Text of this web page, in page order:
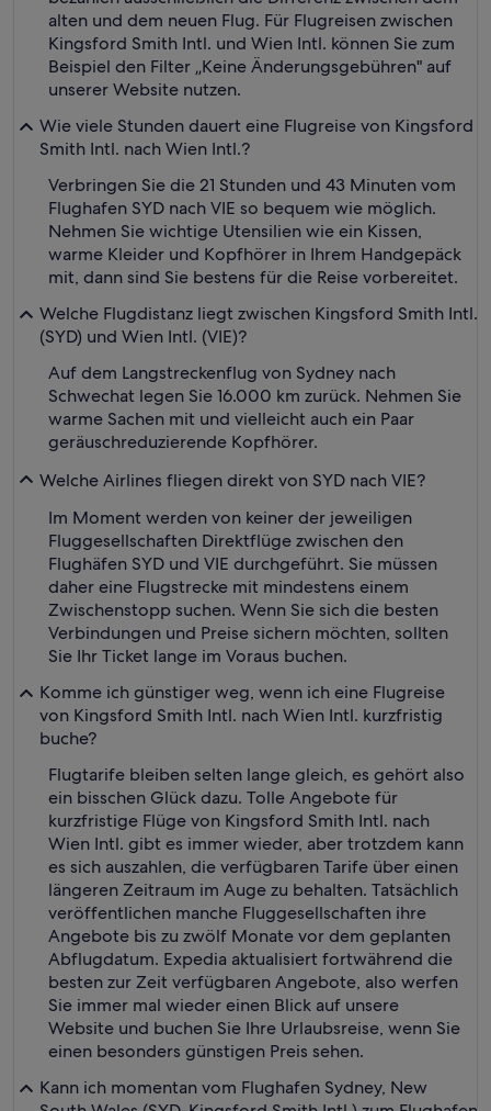
alten und dem neuen Flug. Für Flugreisen zwischen
Kingsford Smith Intl. und Wien Intl. können Sie zum
Beispiel den Filter „Keine Änderungsgebühren" auf
unserer Website nutzen.
Wie viele Stunden dauert eine Flugreise von Kingsford
Smith Intl. nach Wien Intl.?
Verbringen Sie die 21 Stunden und 43 Minuten vom
Flughafen SYD nach VIE so bequem wie möglich.
Nehmen Sie wichtige Utensilien wie ein Kissen,
warme Kleider und Kopfhörer in Ihrem Handgepäck
mit, dann sind Sie bestens für die Reise vorbereitet.
Welche Flugdistanz liegt zwischen Kingsford Smith Intl.
(SYD) und Wien Intl. (VIE)?
Auf dem Langstreckenflug von Sydney nach
Schwechat legen Sie 16.000 km zurück. Nehmen Sie
warme Sachen mit und vielleicht auch ein Paar
geräuschreduzierende Kopfhörer.
Welche Airlines fliegen direkt von SYD nach VIE?
Im Moment werden von keiner der jeweiligen
Fluggesellschaften Direktflüge zwischen den
Flughäfen SYD und VIE durchgeführt. Sie müssen
daher eine Flugstrecke mit mindestens einem
Zwischenstopp suchen. Wenn Sie sich die besten
Verbindungen und Preise sichern möchten, sollten
Sie Ihr Ticket lange im Voraus buchen.
Komme ich günstiger weg, wenn ich eine Flugreise
von Kingsford Smith Intl. nach Wien Intl. kurzfristig
buche?
Flugtarife bleiben selten lange gleich, es gehört also
ein bisschen Glück dazu. Tolle Angebote für
kurzfristige Flüge von Kingsford Smith Intl. nach
Wien Intl. gibt es immer wieder, aber trotzdem kann
es sich auszahlen, die verfügbaren Tarife über einen
längeren Zeitraum im Auge zu behalten. Tatsächlich
veröffentlichen manche Fluggesellschaften ihre
Angebote bis zu zwölf Monate vor dem geplanten
Abflugdatum. Expedia aktualisiert fortwährend die
besten zur Zeit verfügbaren Angebote, also werfen
Sie immer mal wieder einen Blick auf unsere
Website und buchen Sie Ihre Urlaubsreise, wenn Sie
einen besonders günstigen Preis sehen.
Kann ich momentan vom Flughafen Sydney, New